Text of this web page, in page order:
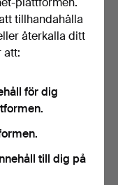
Kuba Shirwan,
cm.
tillhandahålla
återkalla ditt
att:
för dig
till dig på